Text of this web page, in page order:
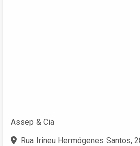
Assep & Cia
Rua Irineu Hermógenes Santos,